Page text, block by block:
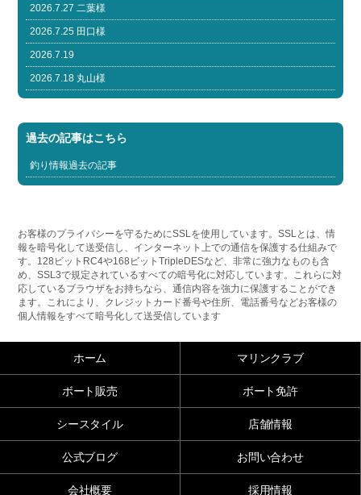
2026.7.27 二葉様
2026.7.25 田口様
2026.7.19
2026.7.18 丸山様
過去の記事はこちら
釣り情報過去の記事
お客様のプライバシーを守るためにSSLを使用しています。SSLとは、情
報を暗号化して送受信し、インターネット上での通信を保護する仕組みで
す。128ビットRC4や168ビットTripleDESなど、非常に強力なものも含
め、SSL3で規定されているすべての暗号化に対応しています。これらに対
応しているブラウザをお持ちなら、通信内容を強力に保護することができ
ます。これにより、クレジットカード番号や住所、電話番号などお客様の
個人情報をすべて暗号化して送受信しています
ホーム マリンクラブ
ボート販売 ボート免許
シースタイル 店舗情報
公式ブログ お問い合わせ
会社概要 採用情報